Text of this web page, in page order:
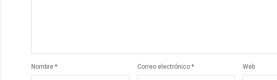
Nombre * Correo electrónico * Web